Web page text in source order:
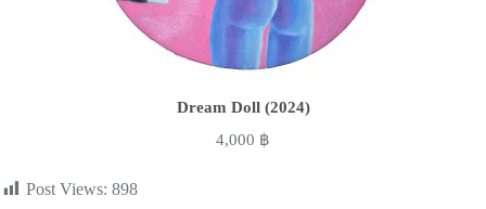
Dream Doll (2024)
4,000 ฿
Post Views: 898